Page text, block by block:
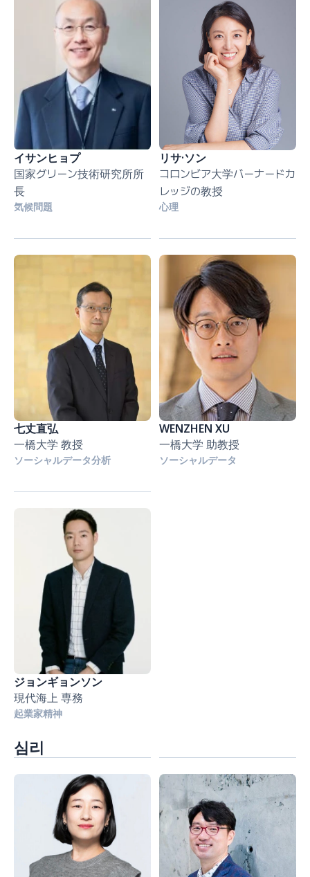
イサンヒョプ
国家グリーン技術研究所所
長
気候問題
リサ·ソン
コロンビア大学バーナードカ
レッジの教授
心理
七丈直弘
一橋大学 教授
ソーシャルデータ分析
WENZHEN XU
一橋大学 助教授
ソーシャルデータ
ジョンギョンソン
現代海上 専務
起業家精神
심리